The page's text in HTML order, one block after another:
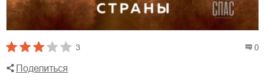
3 0
Поделиться